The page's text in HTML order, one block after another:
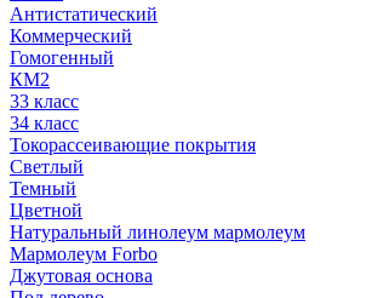
Антистатический
Коммерческий
Гомогенный
КМ2
33 класс
34 класс
Токорассеивающие покрытия
Светлый
Темный
Цветной
Натуральный линолеум мармолеум
Мармолеум Forbo
Джутовая основа